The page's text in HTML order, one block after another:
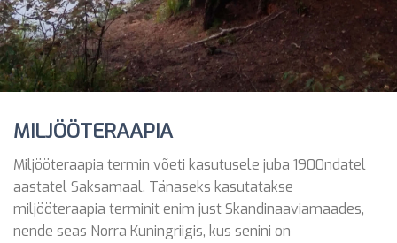
MILJÖÖTERAAPIA
Miljööteraapia termin võeti kasutusele juba 1900ndatel
aastatel Saksamaal. Tänaseks kasutatakse
miljööteraapia terminit enim just Skandinaaviamaades,
nende seas Norra Kuningriigis, kus senini on